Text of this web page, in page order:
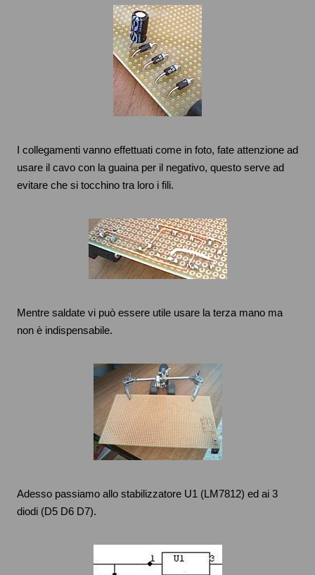
I collegamenti vanno effettuati come in foto, fate attenzione ad
usare il cavo con la guaina per il negativo, questo serve ad
evitare che si tocchino tra loro i fili.
Mentre saldate vi può essere utile usare la terza mano ma
non è indispensabile.
Adesso passiamo allo stabilizzatore U1 (LM7812) ed ai 3
diodi (D5 D6 D7).